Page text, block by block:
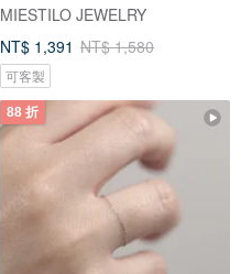
MIESTILO JEWELRY
NT$ 1,391 NT$ 1,580
可客製
88 折